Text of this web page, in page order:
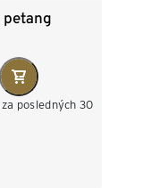
petang
posledných 30